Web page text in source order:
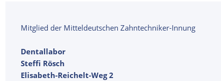
Mitglied der Mitteldeutschen Zahntechniker-Innung
Dentallabor
Steffi Rösch
Elisabeth-Reichelt-Weg 2